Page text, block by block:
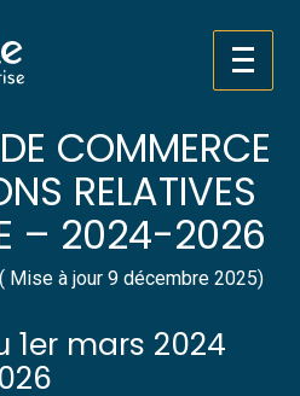
DES
COMMERCE
RELATIVES
– 2024-2026
( Mise à jour 9 décembre 2025)
mars 2024